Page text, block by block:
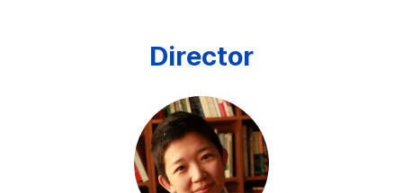
Director